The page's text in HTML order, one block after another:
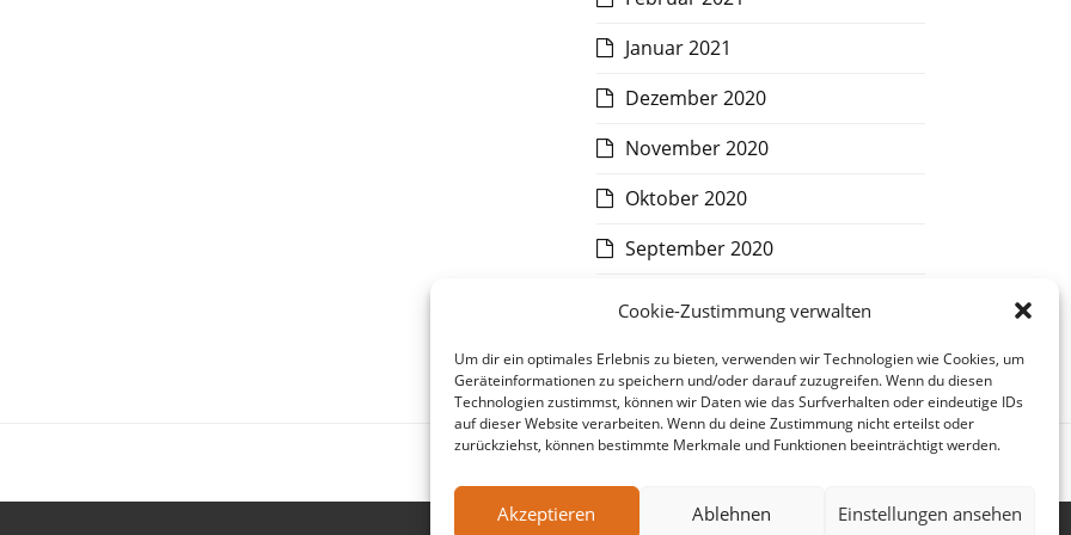
Cookie-Zustimmung verwalten
Um dir ein optimales Erlebnis zu bieten, verwenden wir Technologien wie Cookies, um
Geräteinformationen zu speichern und/oder darauf zuzugreifen. Wenn du diesen
Technologien zustimmst, können wir Daten wie das Surfverhalten oder eindeutige IDs
auf dieser Website verarbeiten. Wenn du deine Zustimmung nicht erteilst oder
zurückziehst, können bestimmte Merkmale und Funktionen beeinträchtigt werden.
Akzeptieren Ablehnen Einstellungen ansehen
Januar 2021
Dezember 2020
November 2020
Oktober 2020
September 2020
August 2020
Juli 2020
Nächster